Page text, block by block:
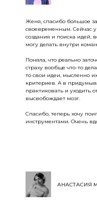
Женя, спасибо большое
своевременным. Сейчас
создания и поиска идей,
могу делать внутри
Поняла, что реально
страху вообще что-то
то свои идеи, мысленно
критериев. А в
практиковать и уходить
высвобождает мозг.
Спасибо, теперь хочу
инструментами. Очень
АНАСТАСИЯ